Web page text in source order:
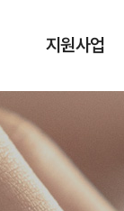
지원사업
청년상인 육성사업
창업단계
성장단계
도약단계